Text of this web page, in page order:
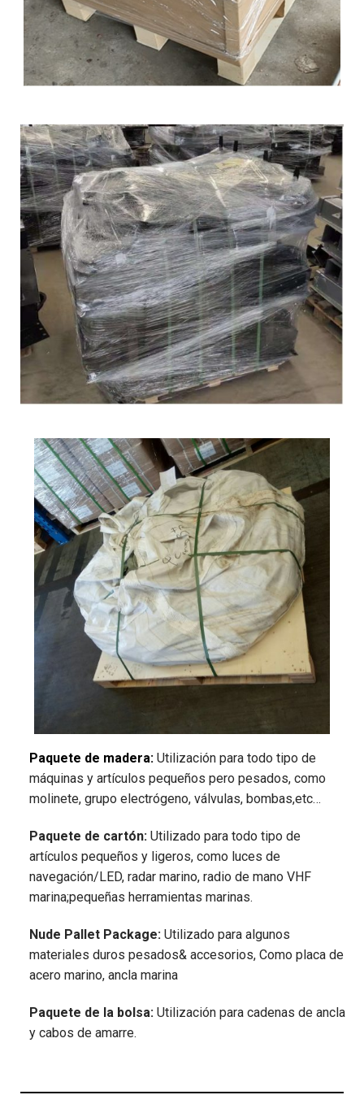
Paquete de madera: Utilización para todo tipo de
máquinas y artículos pequeños pero pesados, como
molinete, grupo electrógeno, válvulas, bombas,etc…
Paquete de cartón: Utilizado para todo tipo de
artículos pequeños y ligeros, como luces de
navegación/LED, radar marino, radio de mano VHF
marina;pequeñas herramientas marinas.
Nude Pallet Package: Utilizado para algunos
materiales duros pesados& accesorios, Como placa de
acero marino, ancla marina
Paquete de la bolsa: Utilización para cadenas de ancla
y cabos de amarre.